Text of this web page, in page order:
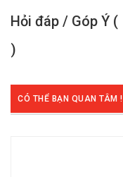
Hỏi đáp / Góp Ý (
)
CÓ THỂ BẠN QUAN TÂM !